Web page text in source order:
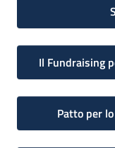
Il Fundraising
Patto per